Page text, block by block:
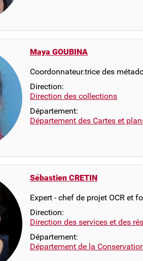
Maya GOUBINA
Coordonnateur.trice des
Direction:
Direction des collections
Département:
Département des Cartes et
Sébastien CRETIN
Expert - chef de projet OCR et
Direction:
Direction des services et des
Département:
Département de la